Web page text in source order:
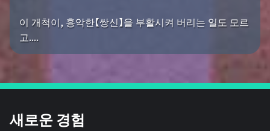
이 개척이, 흉악한【쌍신】을 부활시켜 버리는 일도 모르
고....
새로운 경험